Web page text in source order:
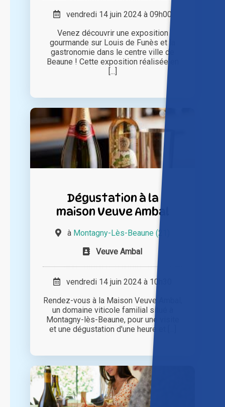
vendredi 14 juin 2024 à 09h00
Venez découvrir une exposition
gourmande sur Louis de Funès et la
gastronomie dans le centre ville de
Beaune ! Cette exposition réalisée en
[...]
Dégustation à la
maison Veuve Ambal
à Montagny-Lès-Beaune (21)
Veuve Ambal
vendredi 14 juin 2024 à 10h30
Rendez-vous à la Maison Veuve Ambal,
un domaine viticole familial situé à
Montagny-lès-Beaune, pour une visite
et une dégustation d'une heure et [...]